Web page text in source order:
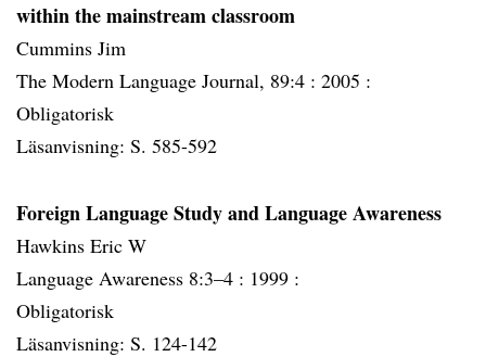
within the mainstream classroom
Cummins Jim
The Modern Language Journal, 89:4 : 2005 :
Obligatorisk
Läsanvisning: S. 585-592
Foreign Language Study and Language Awareness
Hawkins Eric W
Language Awareness 8:3–4 : 1999 :
Obligatorisk
Läsanvisning: S. 124-142